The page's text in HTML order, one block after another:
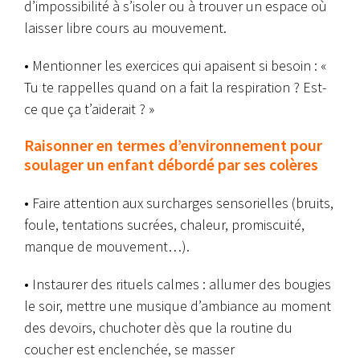
d’impossibilité à s’isoler ou à trouver un espace où
laisser libre cours au mouvement.
• Mentionner les exercices qui apaisent si besoin : «
Tu te rappelles quand on a fait la respiration ? Est-
ce que ça t’aiderait ? »
Raisonner en termes d’environnement pour
soulager un enfant débordé par ses colères
• Faire attention aux surcharges sensorielles (bruits,
foule, tentations sucrées, chaleur, promiscuité,
manque de mouvement…).
• Instaurer des rituels calmes : allumer des bougies
le soir, mettre une musique d’ambiance au moment
des devoirs, chuchoter dès que la routine du
coucher est enclenchée, se masser